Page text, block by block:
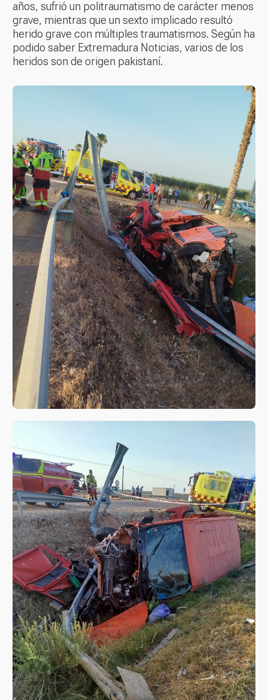
años, sufrió un politraumatismo de carácter menos
grave, mientras que un sexto implicado resultó
herido grave con múltiples traumatismos. Según ha
podido saber Extremadura Noticias, varios de los
heridos son de origen pakistaní.